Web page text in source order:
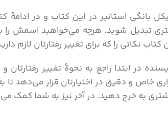
بانگی استانیر در این کتاب و در
تبدیل شوید. هرچه می‌خواهید اسمش را
کتاب نکاتی را که برای تغییر رفتارتان لازم
در ابتدا راجع به نحوۀ تغییر
خاص و دقیق در اختیارتان قرار می‌دهد
به خرج دهید. در آخر نیز به شما کمک